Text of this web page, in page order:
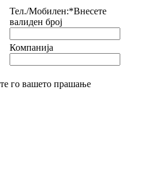
Тел./Мобилен:*Внесете
валиден број
Компанија
го вашето прашање